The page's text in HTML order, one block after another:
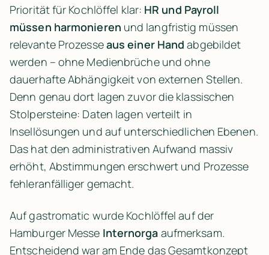
Priorität für Kochlöffel klar: HR und Payroll
müssen harmonieren und langfristig müssen
relevante Prozesse aus einer Hand abgebildet
werden – ohne Medienbrüche und ohne
dauerhafte Abhängigkeit von externen Stellen.
Denn genau dort lagen zuvor die klassischen
Stolpersteine: Daten lagen verteilt in
Insellösungen und auf unterschiedlichen Ebenen.
Das hat den administrativen Aufwand massiv
erhöht, Abstimmungen erschwert und Prozesse
fehleranfälliger gemacht.
Auf gastromatic wurde Kochlöffel auf der
Hamburger Messe Internorga aufmerksam.
Entscheidend war am Ende das Gesamtkonzept